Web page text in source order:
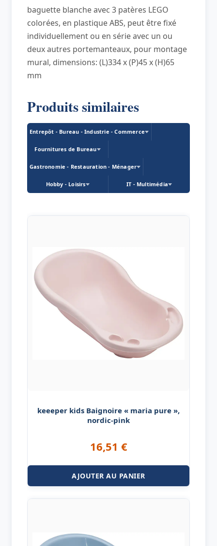
baguette blanche avec 3 patères LEGO
colorées, en plastique ABS, peut être fixé
individuellement ou en série avec un ou
deux autres portemanteaux, pour montage
mural, dimensions: (L)334 x (P)45 x (H)65
mm
Produits similaires
Entrepôt - Bureau - Industrie - Commerce
Fournitures de Bureau
Gastronomie - Restauration - Ménager
Hobby - Loisirs IT - Multimédia
keeeper kids Baignoire « maria pure »,
nordic-pink
16,51 €
AJOUTER AU PANIER